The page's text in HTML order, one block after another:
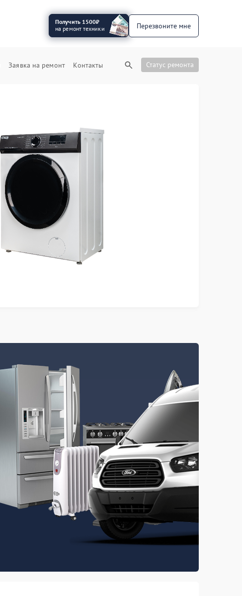
Получить 1500₽
на ремонт техники
Перезвоните мне
Заявка на ремонт Контакты Статус ремонта